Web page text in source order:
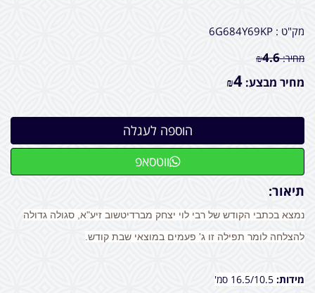
מק"ט : 6G684Y69KP
מחיר: ₪4.6
מחיר מבצע: ₪4
ווטסאפ
תיאור:
נמצא בכתבי הקודש של רבי לוי יצחק מברדיטשוב זיע"א, סגולה גדולה
להצלחה לומר תפילה זו ג' פעמים במוצאי שבת קודש.
מידות: